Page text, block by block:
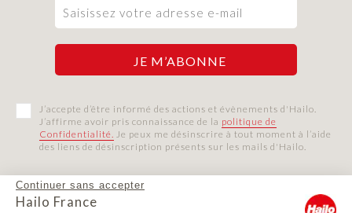
J’accepte d’être informé des actions et évènements d'Hailo.
J’affirme avoir pris connaissance de la politique de
Confidentialité. Je peux me désinscrire à tout moment à l’aide
des liens de désinscription présents sur les mails d'Hailo.
Continuer sans accepter
Hailo France